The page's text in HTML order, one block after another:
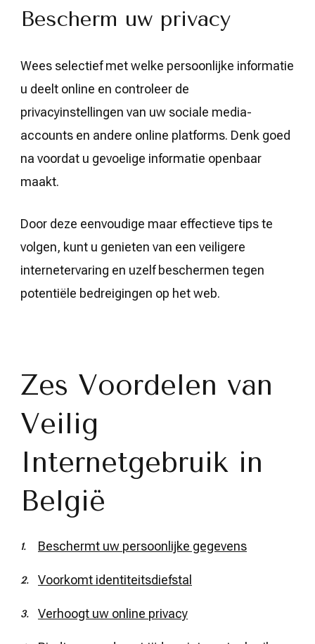
Bescherm uw privacy
Wees selectief met welke persoonlijke informatie
u deelt online en controleer de
privacyinstellingen van uw sociale media-
accounts en andere online platforms. Denk goed
na voordat u gevoelige informatie openbaar
maakt.
Door deze eenvoudige maar effectieve tips te
volgen, kunt u genieten van een veiligere
internetervaring en uzelf beschermen tegen
potentiële bedreigingen op het web.
Zes Voordelen van
Veilig
Internetgebruik in
België
Beschermt uw persoonlijke gegevens
Voorkomt identiteitsdiefstal
Verhoogt uw online privacy